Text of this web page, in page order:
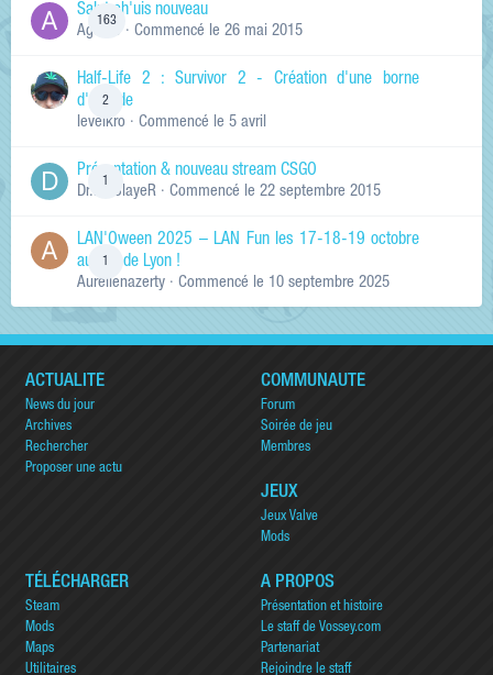
163
Salut ch'uis nouveau
Ag0Nie · Commencé le 26 mai 2015
2
Half-Life 2 : Survivor 2 - Création d'une borne
d'arcade
levelkro · Commencé le 5 avril
1
Présentation & nouveau stream CSGO
Dr.KinSlayeR · Commencé le 22 septembre 2015
1
LAN'Oween 2025 – LAN Fun les 17-18-19 octobre
au sud de Lyon !
Aurelienazerty · Commencé le 10 septembre 2025
ACTUALITÉ
News du jour
Archives
Rechercher
Proposer une actu
COMMUNAUTÉ
Forum
Soirée de jeu
Membres
JEUX
Jeux Valve
Mods
TÉLÉCHARGER
Steam
Mods
Maps
Utilitaires
A PROPOS
Présentation et histoire
Le staff de Vossey.com
Partenariat
Rejoindre le staff